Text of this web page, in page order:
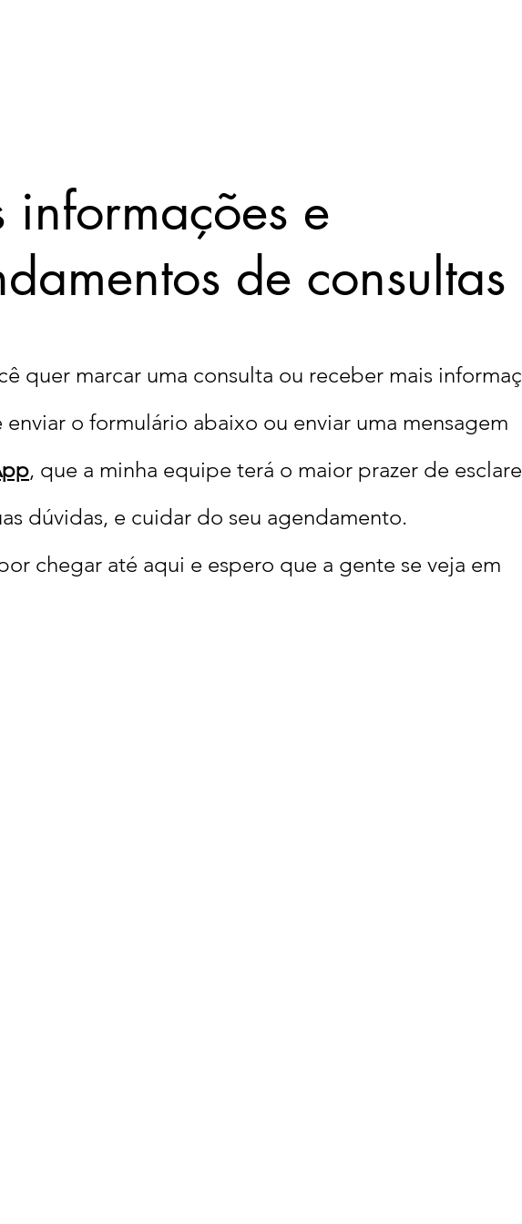
informações e
de consultas
quer marcar uma consulta ou receber mais
o formulário abaixo ou enviar uma mensagem
, que a minha equipe terá o maior prazer de
dúvidas, e cuidar do seu agendamento.
chegar até aqui e espero que a gente se veja em